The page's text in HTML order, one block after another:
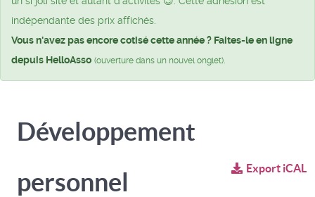
indépendante des prix affichés.
Vous n'avez pas encore cotisé cette année ? Faites-le en ligne
depuis HelloAsso (ouverture dans un nouvel onglet)
Développement
personnel
Export iCAL